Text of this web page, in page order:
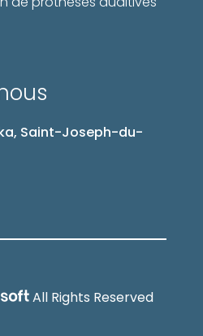
Saint-Joseph-du-
All Rights Reserved